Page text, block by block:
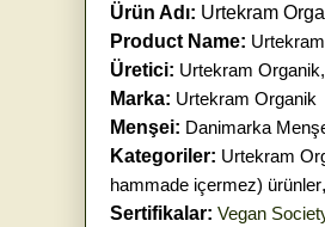
Ürün Adı: Urtekram
Product Name:
Üretici: Urtekram
Marka: Urtekram Organik
Menşei: Danimarka
Kategoriler: Urtekram
hammade içermez) ürünler,
Sertifikalar: Vegan